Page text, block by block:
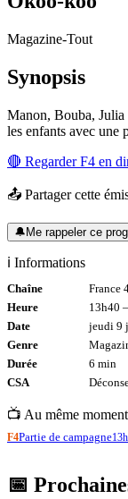
Magazine-Tout
Synopsis
Manon, Bouba, Julia
les enfants avec une
🔴 RegarderF4 en
📤 Partager cette
🔔Me rappeler ce
ℹ️ Informations
Chaîne
France
Heure
13h40 –
Date
jeudi 9
Genre
Durée
6 min
CSA
📺 Au même moment
F4Partie de campagne
📅